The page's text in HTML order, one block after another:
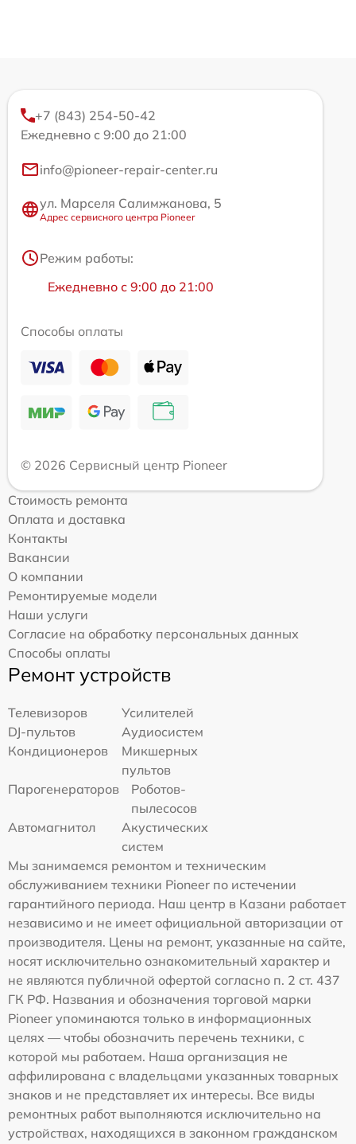
+7 (843) 254-50-42
Ежедневно с 9:00 до 21:00
info@pioneer-repair-center.ru
ул. Марселя Салимжанова, 5
Адрес сервисного центра Pioneer
Режим работы:
Ежедневно с 9:00 до 21:00
Способы оплаты
© 2026 Сервисный центр Pioneer
Стоимость ремонта
Оплата и доставка
Контакты
Вакансии
О компании
Ремонтируемые модели
Наши услуги
Согласие на обработку персональных данных
Способы оплаты
Ремонт устройств
Телевизоров
Усилителей
DJ-пультов
Аудиосистем
Кондиционеров
Микшерных
пультов
Парогенераторов
Роботов-
пылесосов
Автомагнитол
Акустических
систем
Мы занимаемся ремонтом и техническим
обслуживанием техники Pioneer по истечении
гарантийного периода. Наш центр в Казани работает
независимо и не имеет официальной авторизации от
производителя. Цены на ремонт, указанные на сайте,
носят исключительно ознакомительный характер и
не являются публичной офертой согласно п. 2 ст. 437
ГК РФ. Названия и обозначения торговой марки
Pioneer упоминаются только в информационных
целях — чтобы обозначить перечень техники, с
которой мы работаем. Наша организация не
аффилирована с владельцами указанных товарных
знаков и не представляет их интересы. Все виды
ремонтных работ выполняются исключительно на
устройствах, находящихся в законном гражданском